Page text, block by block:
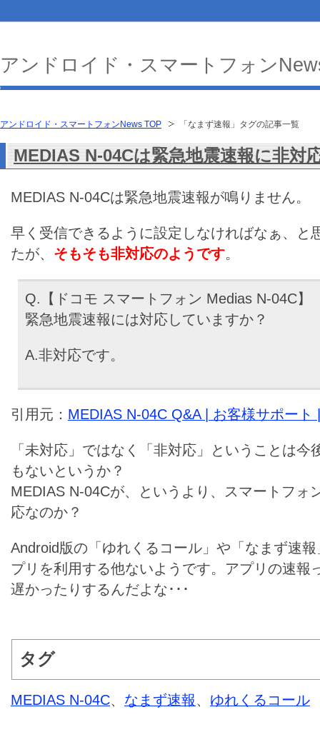
アンドロイド・スマートフォンNews TOP 「なまず速報」タグの記事一覧
MEDIAS N-04Cは緊急地震速報に非対
MEDIAS N-04Cは緊急地震速報が鳴りません。
早く受信できるように設定しなければなぁ、と
たが、 そもそも非対応のようです。
Q.【ドコモ スマートフォン Medias N-04C】
緊急地震速報には対応していますか？
A.非対応です。
引用元： MEDIAS N-04C Q&A | お客様サポート
「未対応」ではなく「非対応」ということは今
もないというか？
MEDIAS N-04Cが、というより、スマートフォ
応なのか？
Android版の「ゆれくるコール」や「なまず速
プリを利用する他ないようです。アプリの速報
遅かったりするんだよな･･･
タグ
MEDIAS N-04C、 なまず速報、 ゆれくるコール
アンドロイド・スマートフォン